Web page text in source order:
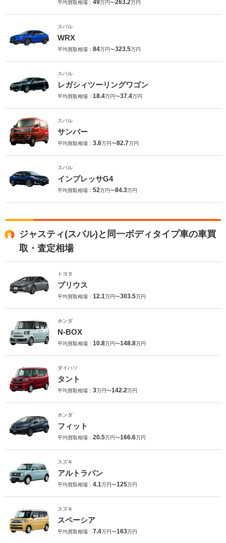
平均買取相場： 49万円〜263.2万円
スバル
WRX
平均買取相場： 84万円〜323.5万円
スバル
レガシィツーリングワゴン
平均買取相場： 18.4万円〜37.4万円
スバル
サンバー
平均買取相場： 3.6万円〜82.7万円
スバル
インプレッサG4
平均買取相場： 52万円〜84.3万円
ジャスティ(スバル)と同一ボディタイプ車の車買
取・査定相場
トヨタ
プリウス
平均買取相場： 12.1万円〜303.5万円
ホンダ
N-BOX
平均買取相場： 10.8万円〜148.8万円
ダイハツ
タント
平均買取相場： 3万円〜142.2万円
ホンダ
フィット
平均買取相場： 20.5万円〜166.6万円
スズキ
アルトラパン
平均買取相場： 4.1万円〜125万円
スズキ
スペーシア
平均買取相場： 7.4万円〜163万円